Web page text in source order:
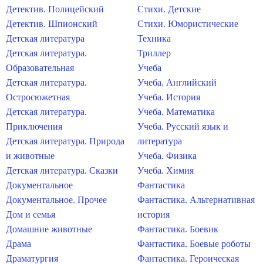
Детектив. Полицейский
Детектив. Шпионский
Детская литература
Детская литература.
Образовательная
Детская литература.
Остросюжетная
Детская литература.
Приключения
Детская литература. Природа
и животные
Детская литература. Сказки
Документальное
Документальное. Прочее
Дом и семья
Домашние животные
Драма
Драматургия
Стихи. Детские
Стихи. Юмористические
Техника
Триллер
Учеба
Учеба. Английский
Учеба. История
Учеба. Математика
Учеба. Русский язык и
литература
Учеба. Физика
Учеба. Химия
Фантастика
Фантастика. Альтернативная
история
Фантастика. Боевик
Фантастика. Боевые роботы
Фантастика. Героическая